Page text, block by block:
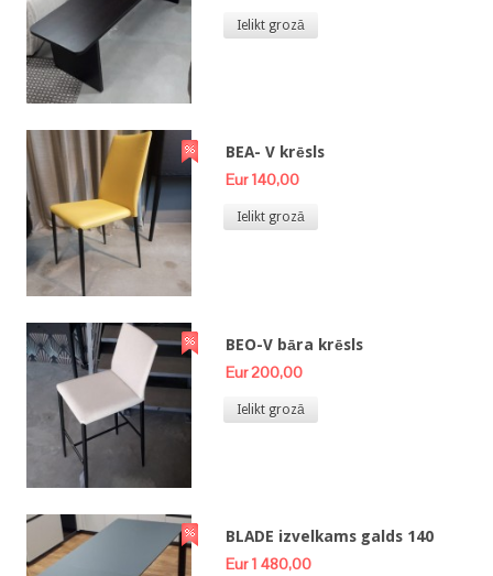
Ielikt grozā
BEA- V krēsls
Eur 140,00
Ielikt grozā
BEO-V bāra krēsls
Eur 200,00
Ielikt grozā
BLADE izvelkams galds 140
Eur 1 480,00